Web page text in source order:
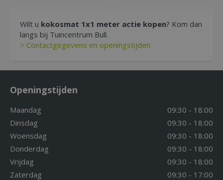
Wilt u kokosmat 1x1 meter actie kopen? Kom dan
langs bij Tuincentrum Bull.
> Contactgegevens en openingstijden
Openingstijden
Maandag
09:30 - 18:00
Dinsdag
09:30 - 18:00
Woensdag
09:30 - 18:00
Donderdag
09:30 - 18:00
Vrijdag
09:30 - 18:00
Zaterdag
09:30 - 17:00